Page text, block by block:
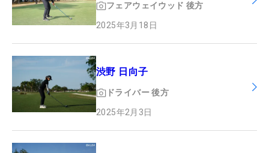
フェアウェイウッド 後方
2025年3月18日
渋野 日向子
ドライバー 後方
2025年2月3日